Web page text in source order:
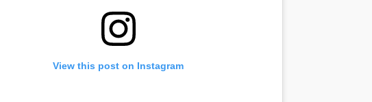
View this post on Instagram